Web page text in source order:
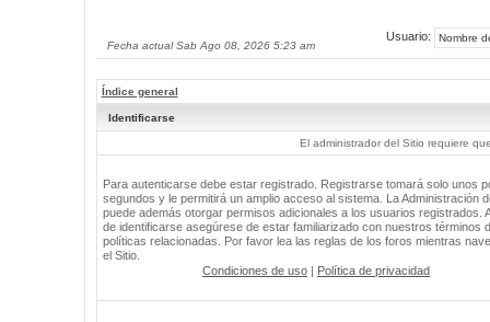
Fecha actual Sab Ago 08, 2026 5:23 am
Usuario:
Índice general
Identificarse
El administrador del Sitio requiere
Para autenticarse debe estar registrado. Registrarse tomará solo unos
segundos y le permitirá un amplio acceso al sistema. La Administración
puede además otorgar permisos adicionales a los usuarios registrados.
de identificarse asegúrese de estar familiarizado con nuestros términos
políticas relacionadas. Por favor lea las reglas de los foros mientras
el Sitio.
Condiciones de uso | Política de privacidad